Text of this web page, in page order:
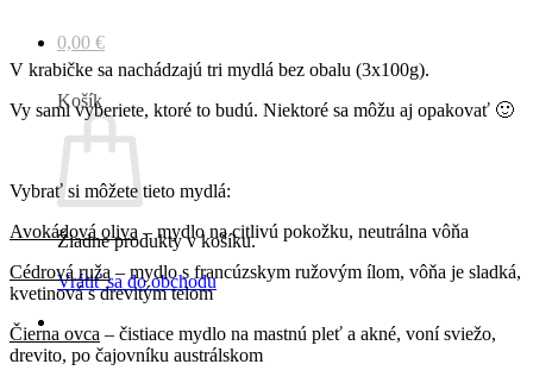
0,00 €
Košík
Žiadne produkty v košíku.
Vrátiť sa do obchodu
V krabičke sa nachádzajú tri mydlá bez obalu (3x100g).
Vy sami vyberiete, ktoré to budú. Niektoré sa môžu aj opakovať 🙂
Vybrať si môžete tieto mydlá:
Avokádová oliva – mydlo na citlivú pokožku, neutrálna vôňa
Cédrová ruža – mydlo s francúzskym ružovým ílom, vôňa je sladká,
kvetinová s drevitým telom
Čierna ovca – čistiace mydlo na mastnú pleť a akné, voní sviežo,
drevito, po čajovníku austrálskom